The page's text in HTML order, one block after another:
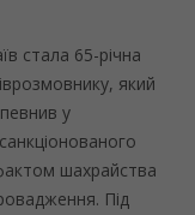
стала 65-річна
який
у
шахрайства
Під